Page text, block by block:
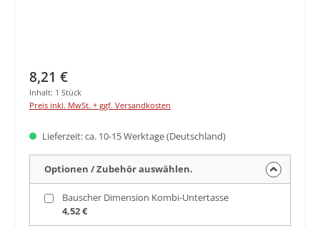
Regulärer Preis:
8,21 €
Inhalt: 1 Stück
Preis inkl. MwSt. + ggf. Versandkosten
Lieferzeit: ca. 10-15 Werktage (Deutschland)
Optionen / Zubehör auswählen.
Bauscher Dimension Kombi-Untertasse
4,52 €